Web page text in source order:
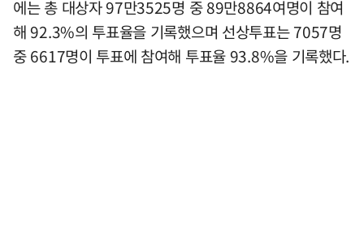
에는 총 대상자 97만3525명 중 89만8864여명이 참여
해 92.3%의 투표율을 기록했으며 선상투표는 7057명
중 6617명이 투표에 참여해 투표율 93.8%을 기록했다.